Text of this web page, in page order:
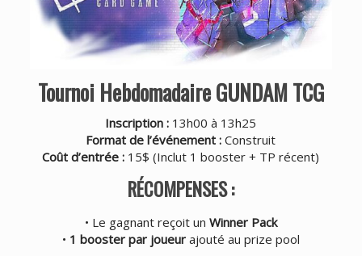
Tournoi Hebdomadaire GUNDAM TCG
Inscription : 13h00 à 13h25
Format de l’événement : Construit
Coût d’entrée : 15$ (Inclut 1 booster + TP récent)
RÉCOMPENSES :
• Le gagnant reçoit un Winner Pack
• 1 booster par joueurajouté au prize pool